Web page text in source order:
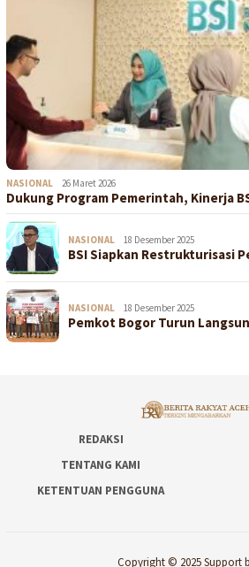
NASIONAL 26 Maret 2026
Dukung Program Pemerintah, Kinerja
NASIONAL 18 Desember 2025
BSI Siapkan Restrukturisasi
NASIONAL 18 Desember 2025
Pemkot Bogor Turun
REDAKSI
TENTANG KAMI
KETENTUAN PENGGUNA
Copyright © 2025 Support